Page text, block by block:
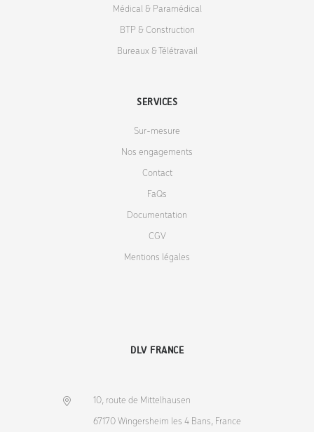
Médical & Paramédical
BTP & Construction
Bureaux & Télétravail
SERVICES
Sur-mesure
Nos engagements
Contact
FaQs
Documentation
CGV
Mentions légales
DLV FRANCE
10, route de Mittelhausen
67170 Wingersheim les 4 Bans, France